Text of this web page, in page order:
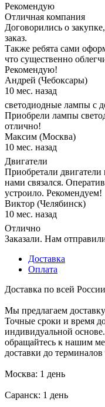
Рекомендую
Отличная компания
Договорились о
заказ.
Также ребята сами
что существенно
Рекомендую!
Андрей (Чебоксары)
10 мес. назад
светодиодные лампы с
Приобрели лампы
отлично!
Максим (Москва)
10 мес. назад
Двигатели
Приобретали
нами связался.
устроило. Рекомендуем!
Виктор (Челябинск)
10 мес. назад
Отлично
Заказали. Нам
Доставка
Оплата
Доставка по всей России
Мы предлагаем
Точные сроки и время
индивидуальной
обращайтесь к нашим
доставки до
Москва: 1 день
Саранск: 1 день